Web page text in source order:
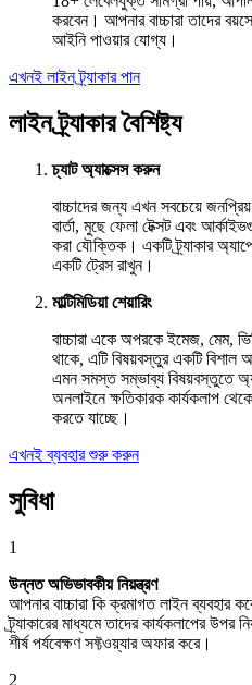
করবেন। আপনার বাচ্চারা তাদের
আইনি পাওয়ার যোগ্য।
এখনই লাইন ট্র্যাকার পান
লাইন ট্র্যাকার বৈশিষ্ট্য
চ্যাট অ্যাক্সেস করুন
বাচ্চাদের জন্য এখন সবচেয়ে
বার্তা, মুছে ফেলা টেক্সট এবং
করা যৌক্তিক। একটি ট্র্যাকার
একটি ট্রেস রাখুন।
মাল্টিমিডিয়া শেয়ারিং
বাচ্চারা একে অপরকে ইমেজ, মেম,
থাকে, এটি বিষয়বস্তুর একটি বিশাল
এমন সমস্ত সম্ভাব্য বিষয়বস্তুতে
অনলাইনে ক্ষতিকারক কার্যকলাপ
করতে যাচ্ছে।
এখনই ব্যবহার শুরু করুন
সুবিধা
1
উন্নত অভিভাবকীয় নিয়ন্ত্রণ
আপনার বাচ্চারা কি ক্রমাগত লাইন
ট্র্যাকারের মাধ্যমে তাদের কার্যকলাপের উপর
শীর্ষ পর্যবেক্ষণ সফ্টওয়্যার অফার করে।
2